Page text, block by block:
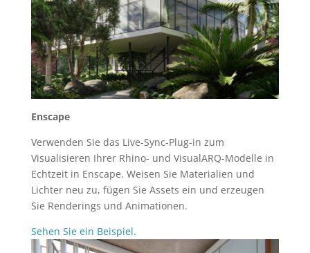
Enscape
Verwenden Sie das Live-Sync-Plug-in zum
Visualisieren Ihrer Rhino- und VisualARQ-Modelle in
Echtzeit in Enscape. Weisen Sie Materialien und
Lichter neu zu, fügen Sie Assets ein und erzeugen
Sie Renderings und Animationen.
Sehen Sie ein Beispiel.